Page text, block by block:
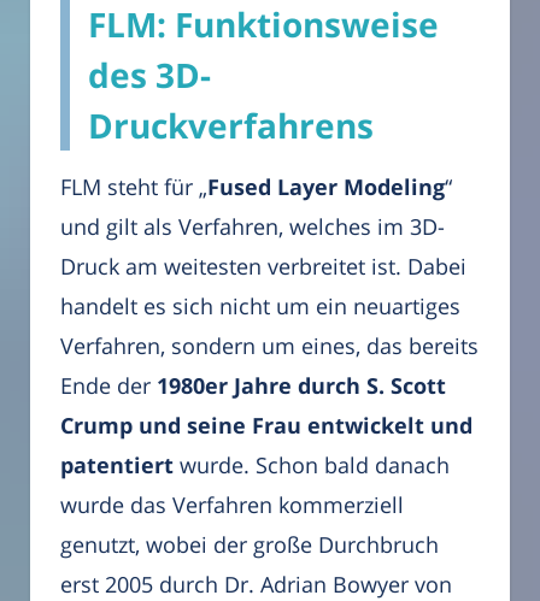
FLM: Funktionsweise
des 3D-
Druckverfahrens
FLM steht für „Fused Layer Modeling“
und gilt als Verfahren, welches im 3D-
Druck am weitesten verbreitet ist. Dabei
handelt es sich nicht um ein neuartiges
Verfahren, sondern um eines, das bereits
Ende der 1980er Jahre durch S. Scott
Crump und seine Frau entwickelt und
patentiert wurde. Schon bald danach
wurde das Verfahren kommerziell
genutzt, wobei der große Durchbruch
erst 2005 durch Dr. Adrian Bowyer von